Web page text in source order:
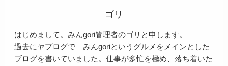
ゴリ
はじめまして。みんgori管理者のゴリと申します。
過去にヤプログで みんgoriというグルメをメインとした
ブログを書いていました。仕事が多忙を極め、落ち着いた